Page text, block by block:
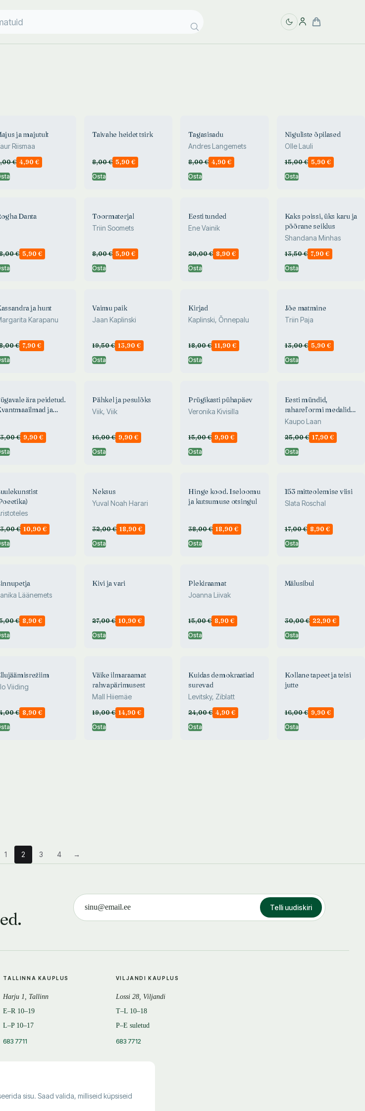
ja majutult
Riismaa
€ 4,90 €
Taivahe heidet tsirk
8,00 € 5,90 €
Osta
Tagasisadu
Andres Langemets
8,00 € 4,90 €
Osta
Niguliste õpilased
Olle Lauli
15,00 € 5,90 €
Osta
Danta
€ 5,90 €
Toormaterjal
Triin Soomets
8,00 € 5,90 €
Osta
Eesti tunded
Ene Vainik
20,00 € 8,90 €
Osta
Kaks poissi, üks karu ja
pöörane seiklus
Shandana Minhas
13,50 € 7,90 €
Osta
ja hunt
Karapanu
€ 7,90 €
Vaimu paik
Jaan Kaplinski
19,50 € 13,90 €
Osta
Kirjad
Kaplinski, Õnnepalu
18,00 € 11,90 €
Osta
Jõe matmine
Triin Paja
13,00 € 5,90 €
Osta
ära peidetud.
ja
€ 9,90 €
Pähkel ja pesulõks
Viik, Viik
16,00 € 9,90 €
Osta
Prügikasti pühapäev
Veronika Kivisilla
15,00 € 9,90 €
Osta
Eesti mündid,
rahareformi medalid
ja müntkodurahad.
monetary reform
medals and trade
Kaupo Laan
25,00 € 17,90 €
Osta
€ 10,90 €
Neksus
Yuval Noah Harari
32,00 € 18,90 €
Osta
Hinge kood. Iseloomu
ja kutsumuse otsingul
38,00 € 18,90 €
Osta
153 mitteolemise viisi
Slata Roschal
17,00 € 8,90 €
Osta
Läänemets
€ 8,90 €
Kivi ja vari
27,00 € 10,90 €
Osta
Plekiraamat
Joanna Liivak
15,00 € 8,90 €
Osta
Mälusibul
30,00 € 22,90 €
Osta
Viiding
€ 8,90 €
Väike ilmaraamat
rahvapärimusest
Mall Hiiemäe
19,00 € 14,90 €
Osta
Kuidas demokraatiad
surevad
Levitsky, Ziblatt
24,00 € 4,90 €
Osta
Kollane tapeet ja teisi
jutte
16,00 € 9,90 €
Osta
1 2 3 4 →
Telli uudiskiri
TALLINNA KAUPLUS
Harju 1, Tallinn
E–R 10–19
L–P 10–17
683 7711
VILJANDI KAUPLUS
Lossi 28, Viljandi
T–L 10–18
P–E suletud
683 7712
sisu. Saad valida, milliseid küpsiseid